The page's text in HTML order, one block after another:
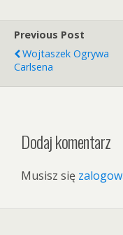
Previous Post
Wojtaszek Ogrywa
Carlsena
Dodaj komentarz
Musisz się